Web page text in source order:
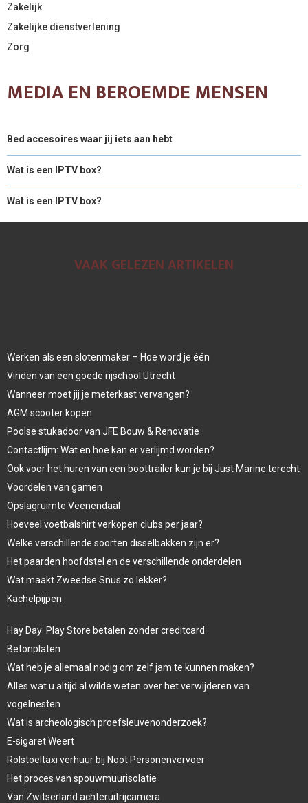
Zakelijk
Zakelijke dienstverlening
Zorg
MEDIA EN BEROEMDE MENSEN
Bed accesoires waar jij iets aan hebt
Wat is een IPTV box?
Wat is een IPTV box?
VAAK GELEZEN ARTIKELEN
Werken als een slotenmaker – Hoe word je één
Vinden van een goede rijschool Utrecht
Wanneer moet jij je meterkast vervangen?
AGM scooter kopen
Poolse stukadoor van JFE Bouw & Renovatie
Contactlijm: Wat en hoe kan er verlijmd worden?
Ook voor het huren van een boottrailer kun je bij Just Marine terecht
Voordelen van gamen
Opslagruimte Veenendaal
Hoeveel voetbalshirt verkopen clubs per jaar?
Welke verschillende soorten disselbakken zijn er?
Het paarden hoofdstel en de verschillende onderdelen
Wat maakt Zweedse Snus zo lekker?
Kachelpijpen
Hay Day: Play Store betalen zonder creditcard
Betonplaten
Wat heb je allemaal nodig om zelf jam te kunnen maken?
Alles wat u altijd al wilde weten over het verwijderen van
vogelnesten
Wat is archeologisch proefsleuvenonderzoek?
E-sigaret Weert
Rolstoeltaxi verhuur bij Noot Personenvervoer
Het proces van spouwmuurisolatie
Van Zwitserland achteruitrijcamera